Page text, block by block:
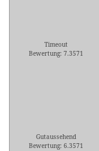
Timeout
Bewertung: 7.3571
Gutaussehend
Bewertung: 6.3571